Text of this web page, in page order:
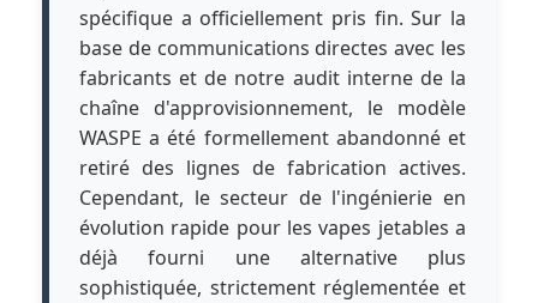
spécifique a officiellement pris fin. Sur la
base de communications directes avec les
fabricants et de notre audit interne de la
chaîne d'approvisionnement, le modèle
WASPE a été formellement abandonné et
retiré des lignes de fabrication actives.
Cependant, le secteur de l'ingénierie en
évolution rapide pour les vapes jetables a
déjà fourni une alternative plus
sophistiquée, strictement réglementée et